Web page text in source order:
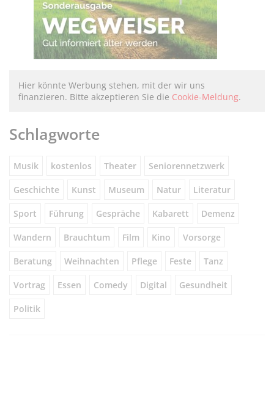
Hier könnte Werbung stehen, mit der wir uns
finanzieren. Bitte akzeptieren Sie die Cookie-Meldung.
Schlagworte
Musik kostenlos Theater Seniorennetzwerk
Geschichte Kunst Museum Natur Literatur
Sport Führung Gespräche Kabarett Demenz
Wandern Brauchtum Film Kino Vorsorge
Beratung Weihnachten Pflege Feste Tanz
Vortrag Essen Comedy Digital Gesundheit
Politik